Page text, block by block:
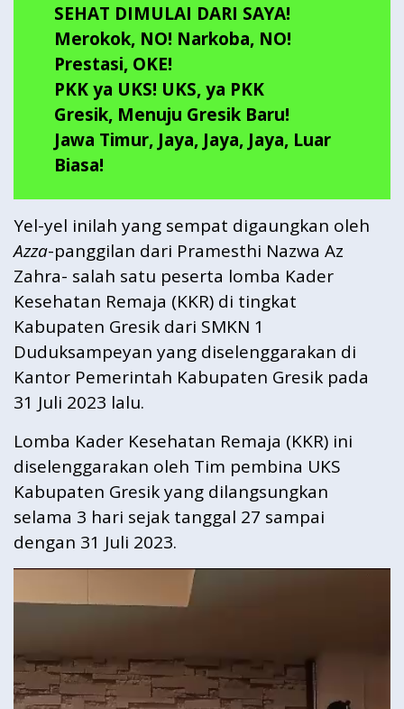
SEHAT DIMULAI DARI SAYA!
Merokok, NO! Narkoba, NO!
Prestasi, OKE!
PKK ya UKS! UKS, ya PKK
Gresik, Menuju Gresik Baru!
Jawa Timur, Jaya, Jaya, Jaya, Luar
Biasa!
Yel-yel inilah yang sempat digaungkan oleh
Azza-panggilan dari Pramesthi Nazwa Az
Zahra- salah satu peserta lomba Kader
Kesehatan Remaja (KKR) di tingkat
Kabupaten Gresik dari SMKN 1
Duduksampeyan yang diselenggarakan di
Kantor Pemerintah Kabupaten Gresik pada
31 Juli 2023 lalu.
Lomba Kader Kesehatan Remaja (KKR) ini
diselenggarakan oleh Tim pembina UKS
Kabupaten Gresik yang dilangsungkan
selama 3 hari sejak tanggal 27 sampai
dengan 31 Juli 2023.